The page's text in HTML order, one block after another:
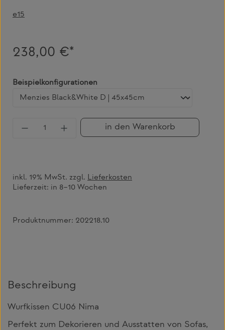
e15
238,00 €*
Beispielkonfigurationen
Produkt Anzahl: Gib den gewünschten
in den Warenkorb
inkl. 19% MwSt. zzgl. Lieferkosten
Lieferzeit: in 8–10 Wochen
Produktnummer: 202218.10
Beschreibung
Wurfkissen CU06 Nima
Perfekt zum Dekorieren und Ausstatten von Sofas,